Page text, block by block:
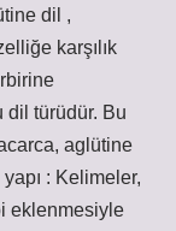
dil ,
karşılık
türüdür. Bu
aglütine
: Kelimeler,
eklenmesiyle